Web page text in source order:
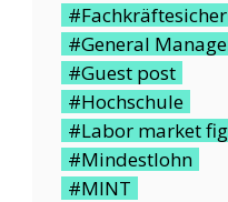
#General
#Guest post
#Hochschule
#Labor market
#Mindestlohn
#MINT